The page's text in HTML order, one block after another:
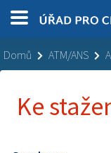
Domů ATM/ANS
Ke